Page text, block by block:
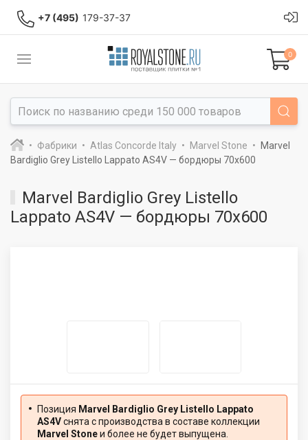
+7 (495) 179-37-37
0
Фабрики Atlas Concorde Italy Marvel Stone
Marvel
Bardiglio Grey Listello Lappato AS4V — бордюры 70x600
Marvel Bardiglio Grey Listello
Lappato AS4V — бордюры 70x600
Позиция Marvel Bardiglio Grey Listello Lappato
AS4Vснята с производства в составе коллекции
Marvel Stoneи более не будет выпущена.